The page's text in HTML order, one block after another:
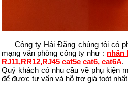
Công ty Hải Đăng chúng tôi có
mạng văn phòng công ty như : nhân
RJ11,RR12,RJ45 cat5e cat6, cat6A.
Quý khách có nhu cầu về phụ kiện
để được tư vấn và hỗ trợ giá toót